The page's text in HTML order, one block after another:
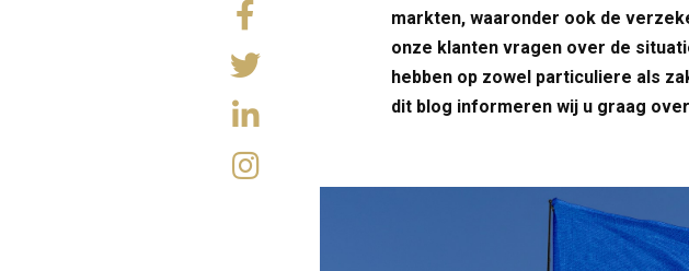
markten, waaronder ook de
onze klanten vragen over de
hebben op zowel particuliere als
dit blog informeren wij u graag